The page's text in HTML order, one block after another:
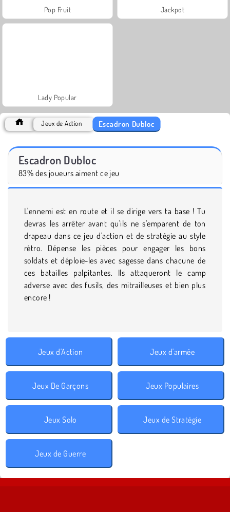
Pop Fruit Jackpot
Lady Popular
Jeux de Action Escadron Dubloc
Escadron Dubloc
83% des joueurs aiment ce jeu
L'ennemi est en route et il se dirige vers ta base ! Tu
devras les arrêter avant qu'ils ne s'emparent de ton
drapeau dans ce jeu d'action et de stratégie au style
rétro. Dépense les pièces pour engager les bons
soldats et déploie-les avec sagesse dans chacune de
ces batailles palpitantes. Ils attaqueront le camp
adverse avec des fusils, des mitrailleuses et bien plus
encore !
Jeux d'Action Jeux d'armée
Jeux De Garçons Jeux Populaires
Jeux Solo Jeux de Stratégie
Jeux de Guerre